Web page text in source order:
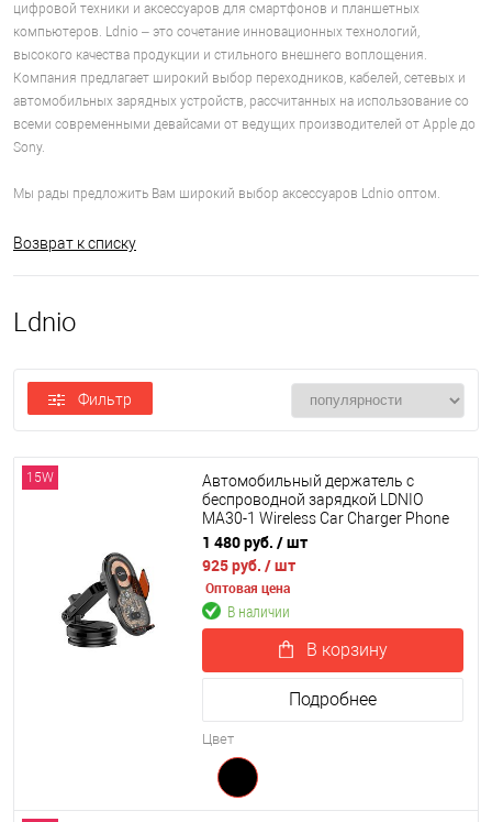
цифровой техники и аксессуаров для смартфонов и планшетных
компьютеров. Ldnio – это сочетание инновационных технологий,
высокого качества продукции и стильного внешнего воплощения.
Компания предлагает широкий выбор переходников, кабелей, сетевых и
автомобильных зарядных устройств, рассчитанных на использование со
всеми современными девайсами от ведущих производителей от Apple до
Sony.
Мы рады предложить Вам широкий выбор аксессуаров Ldnio оптом.
Возврат к списку
Ldnio
Фильтр
15W
Автомобильный держатель с
беспроводной зарядкой LDNIO
MA30-1 Wireless Car Charger Phone
Holder (на торпедо)
1 480 руб. / шт
925 руб. / шт
Оптовая цена
В наличии
В корзину
Подробнее
Цвет